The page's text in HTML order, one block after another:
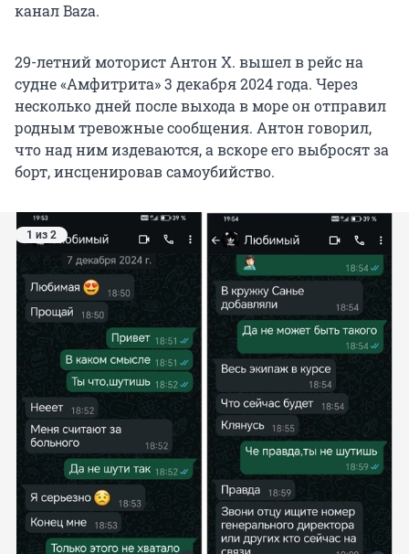
канал Baza.
29-летний моторист Антон Х. вышел в рейс на
судне «Амфитрита» 3 декабря 2024 года. Через
несколько дней после выхода в море он отправил
родным тревожные сообщения. Антон говорил,
что над ним издеваются, а вскоре его выбросят за
борт, инсценировав самоубийство.
1 из 2